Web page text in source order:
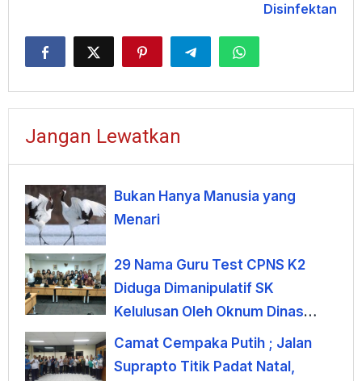
Disinfektan
Jangan Lewatkan
Bukan Hanya Manusia yang
Menari
29 Nama Guru Test CPNS K2
Diduga Dimanipulatif SK
Kelulusan Oleh Oknum Dinas
Pendidikan DKI
Camat Cempaka Putih ; Jalan
Suprapto Titik Padat Natal,